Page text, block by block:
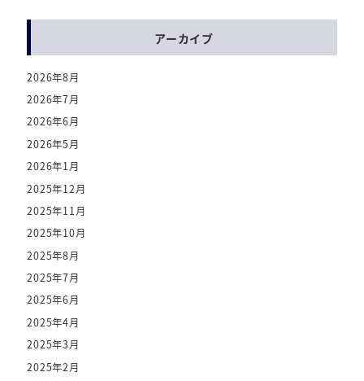
アーカイブ
2026年8月
2026年7月
2026年6月
2026年5月
2026年1月
2025年12月
2025年11月
2025年10月
2025年8月
2025年7月
2025年6月
2025年4月
2025年3月
2025年2月